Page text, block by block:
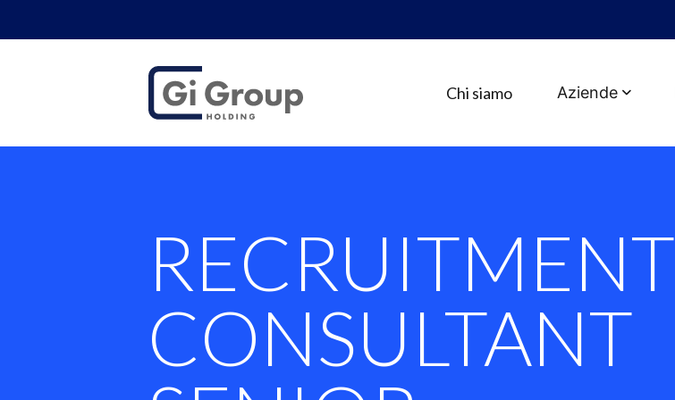
Chi siamo Aziende
RECRUITMENT
CONSULTANT